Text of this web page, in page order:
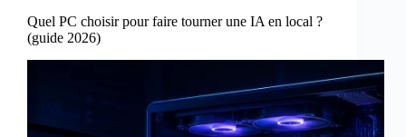
Quel PC choisir pour faire tourner une IA en local ?
(guide 2026)